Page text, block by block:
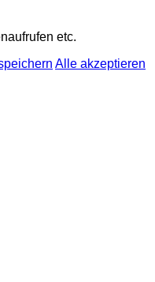
etc.
Alle akzeptieren